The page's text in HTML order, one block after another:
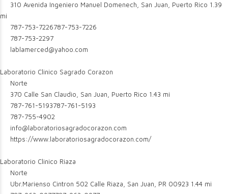
310 Avenida Ingeniero Manuel Domenech, San Juan, Puerto Rico 1.39
mi
787-753-7226787-753-7226
787-753-2297
lablamerced@yahoo.com
Laboratorio Clinico Sagrado Corazon
Norte
370 Calle San Claudio, San Juan, Puerto Rico 1.43 mi
787-761-5193787-761-5193
787-755-4902
info@laboratoriosagradocorazon.com
https://www.laboratoriosagradocorazon.com/
Laboratorio Clinico Riaza
Norte
Ubr.Marienso Cintron 502 Calle Riaza, San Juan, PR 00923 1.44 mi